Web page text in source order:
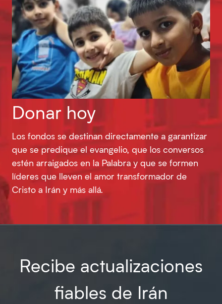
Donar hoy
Los fondos se destinan directamente a garantizar
que se predique el evangelio, que los conversos
estén arraigados en la Palabra y que se formen
líderes que lleven el amor transformador de
Cristo a Irán y más allá.
Recibe actualizaciones
fiables de Irán